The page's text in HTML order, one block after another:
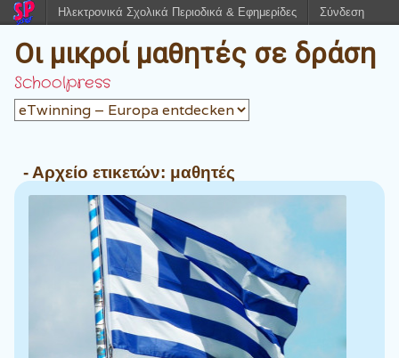
Οι μικροί μαθητές σε δράση
Schoolpress
- Αρχείο ετικετών: μαθητές
Ηλεκτρονικά Σχολικά Περιοδικά & Εφημερίδες Σύνδεση